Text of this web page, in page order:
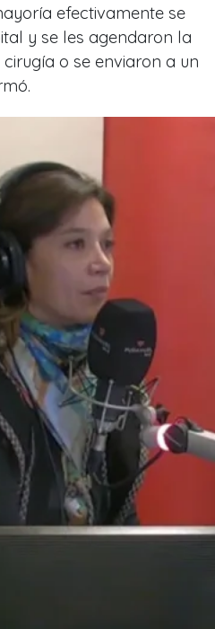
efectivamente se
y se les agendaron la
o se enviaron a un